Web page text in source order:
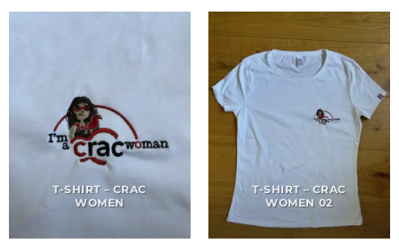
T-SHIRT – CRAC
WOMEN
T-SHIRT – CRAC
WOMEN 02